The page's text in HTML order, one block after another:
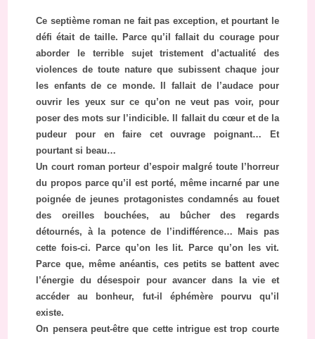
Ce septième roman ne fait pas exception, et pourtant le
défi était de taille. Parce qu’il fallait du courage pour
aborder le terrible sujet tristement d’actualité des
violences de toute nature que subissent chaque jour
les enfants de ce monde. Il fallait de l’audace pour
ouvrir les yeux sur ce qu’on ne veut pas voir, pour
poser des mots sur l’indicible. Il fallait du cœur et de la
pudeur pour en faire cet ouvrage poignant… Et
pourtant si beau…
Un court roman porteur d’espoir malgré toute l’horreur
du propos parce qu’il est porté, même incarné par une
poignée de jeunes protagonistes condamnés au fouet
des oreilles bouchées, au bûcher des regards
détournés, à la potence de l’indifférence… Mais pas
cette fois-ci. Parce qu’on les lit. Parce qu’on les vit.
Parce que, même anéantis, ces petits se battent avec
l’énergie du désespoir pour avancer dans la vie et
accéder au bonheur, fut-il éphémère pourvu qu’il
existe.
On pensera peut-être que cette intrigue est trop courte